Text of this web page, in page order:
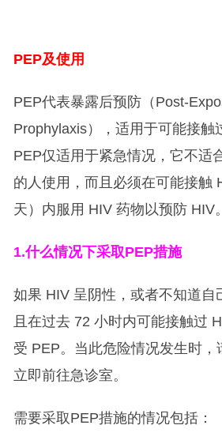
PEP及使用
PEP代表暴露后预防（Post-
Prophylaxis），适用于可能接触
PEP仅适用于紧急情况，它不适
的人使用，而且必须在可能接触
天）内服用 HIV 药物以预防 HIV。
1.什么情况下采取PEP措施
如果 HIV 呈阴性，或者不知道自
且在过去 72 小时内可能接触过
受 PEP。当此危险情况发生时，
立即前往急诊室。
需要采取PEP措施的情况包括：